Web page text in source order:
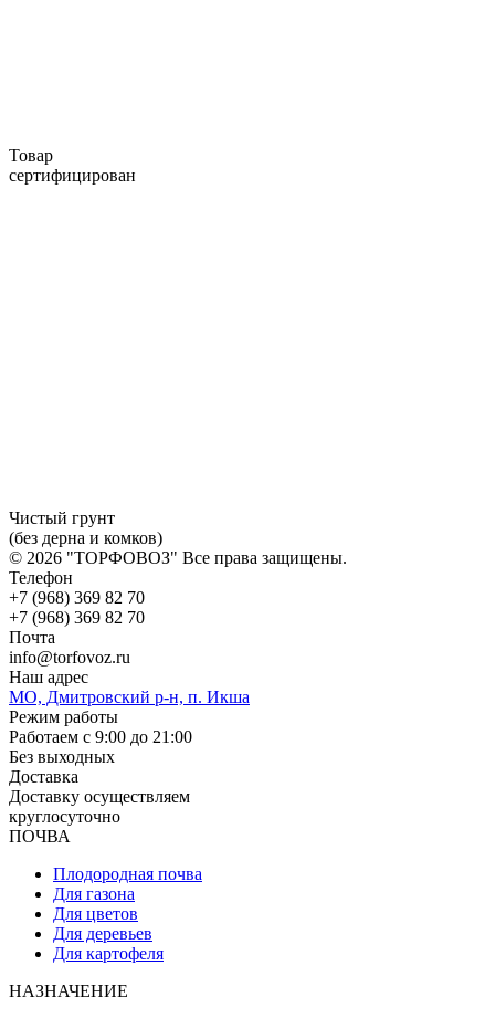
Товар
сертифицирован
Чистый грунт
(без дерна и комков)
© 2026 "ТОРФОВОЗ" Все права защищены.
Телефон
+7 (968) 369 82 70
+7 (968) 369 82 70
Почта
info@torfovoz.ru
Наш адрес
МО, Дмитровский р-н, п. Икша
Режим работы
Работаем с 9:00 до 21:00
Без выходных
Доставка
Доставку осуществляем
круглосуточно
ПОЧВА
Плодородная почва
Для газона
Для цветов
Для деревьев
Для картофеля
НАЗНАЧЕНИЕ